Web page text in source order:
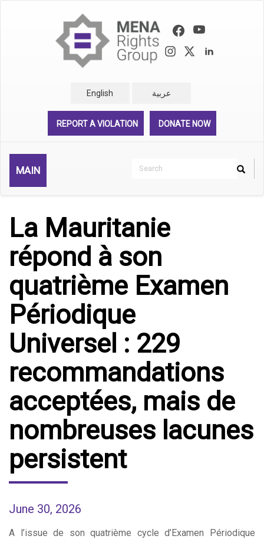
English عربية
REPORT A VIOLATION DONATE NOW
MAIN
Search
Search
La Mauritanie
répond à son
quatrième Examen
Périodique
Universel : 229
recommandations
acceptées, mais de
nombreuses lacunes
persistent
June 30, 2026
A l’issue de son quatrième cycle d’Examen Périodique